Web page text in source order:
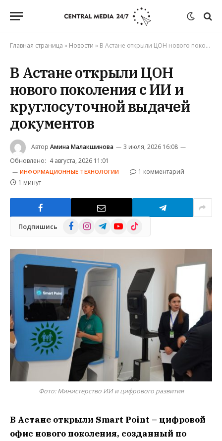
Главная страница » Новости » В Астане открыли ЦОН нового поколения с ИИ и круглосуточной выдачей документов
В Астане открыли ЦОН
нового поколения с ИИ и
круглосуточной выдачей
документов
Автор Амина Малакшинова
3 июля, 2026 16:08
Обновлено: 4 августа, 2026 11:01
ИНФОРМАЦИОННЫЕ ТЕХНОЛОГИИ
1 комментарий
1 минут
Подпишись FacebookInstagramTelegramYouTube
TikTok
Фото: Министерство ИИ и цифрового развития
В Астане открыли Smart Point – цифровой
офис нового поколения, созданный по